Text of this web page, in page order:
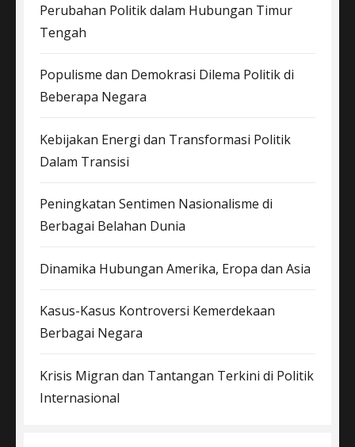
Perubahan Politik dalam Hubungan Timur
Tengah
Populisme dan Demokrasi Dilema Politik di
Beberapa Negara
Kebijakan Energi dan Transformasi Politik
Dalam Transisi
Peningkatan Sentimen Nasionalisme di
Berbagai Belahan Dunia
Dinamika Hubungan Amerika, Eropa dan Asia
Kasus-Kasus Kontroversi Kemerdekaan
Berbagai Negara
Krisis Migran dan Tantangan Terkini di Politik
Internasional